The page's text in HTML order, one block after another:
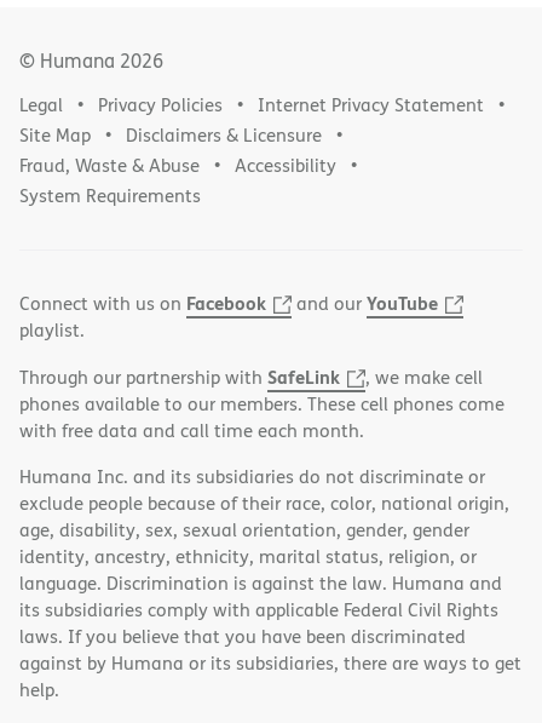
© Humana 2026
Legal Privacy Policies
Internet Privacy Statement
Site Map
Disclaimers & Licensure
Fraud, Waste & Abuse
Accessibility
System Requirements
Connect with us on Facebook and ourYouTube
playlist.
Through our partnership with SafeLink
, we make cell
phones available to our members. These cell phones come
with free data and call time each month.
Humana Inc. and its subsidiaries do not discriminate or
exclude people because of their race, color, national origin,
age, disability, sex, sexual orientation, gender, gender
identity, ancestry, ethnicity, marital status, religion, or
language. Discrimination is against the law. Humana and
its subsidiaries comply with applicable Federal Civil Rights
laws. If you believe that you have been discriminated
against by Humana or its subsidiaries, there are ways to get
help.